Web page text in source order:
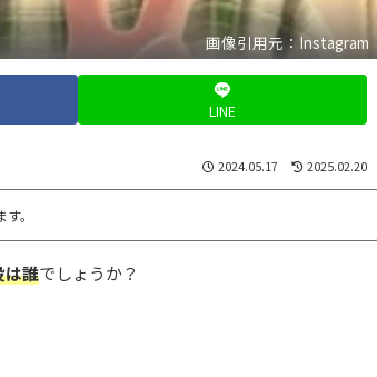
画像引用元：Instagram
LINE
2024.05.17 2025.02.20
。
は誰でしょうか？